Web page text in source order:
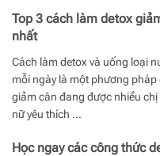
Top 3 cách làm detox
nhất
Cách làm detox và uống loại
mỗi ngày là một phương pháp
giảm cân đang được nhiều chị
nữ yêu thích …
Học ngay các công thức